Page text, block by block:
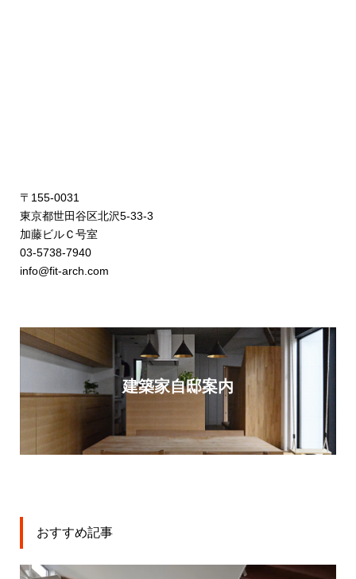
〒155-0031
東京都世田谷区北沢5-33-3
加藤ビルＣ号室
03-5738-7940
info@fit-arch.com
建築家自邸案内
おすすめ記事